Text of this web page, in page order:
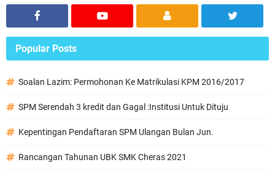
Popular Posts
Soalan Lazim: Permohonan Ke Matrikulasi KPM 2016/2017
SPM Serendah 3 kredit dan Gagal :Institusi Untuk Dituju
Kepentingan Pendaftaran SPM Ulangan Bulan Jun.
Rancangan Tahunan UBK SMK Cheras 2021